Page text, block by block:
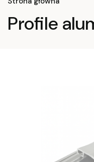
Profile